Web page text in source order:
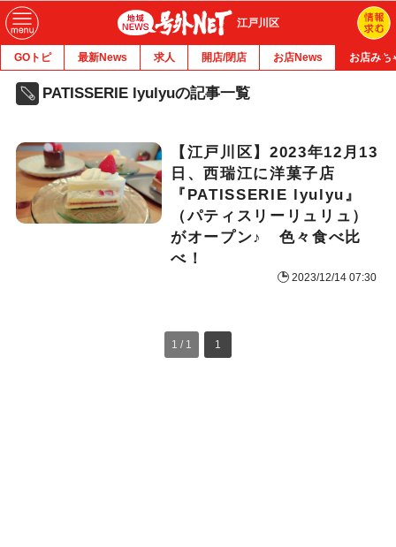
江戸川区
GOトピ 最新News 求人 開店/閉店 お店News お店みち
PATISSERIE lyulyuの記事一覧
【江戸川区】2023年12月13
日、西瑞江に洋菓子店
『PATISSERIE lyulyu』
（パティスリーリュリュ）
がオープン♪ 色々食べ比
べ！
2023/12/14 07:30
1 / 1 1